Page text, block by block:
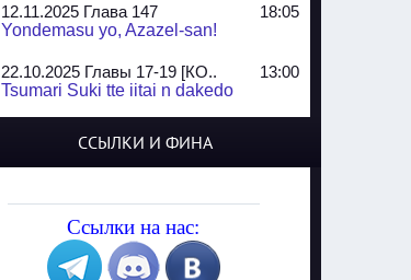
12.11.2025 Глава 147
18:05
Yondemasu yo, Azazel-san!
22.10.2025 Главы 17-19 [КО..
13:00
Tsumari Suki tte iitai n dakedo
Jungle Juice
Yozakura Shijuusou
08.08.2025 Глава 50
A Compendium of Ghosts
ССЫЛКИ И ФИНА
Ссылки на нас: